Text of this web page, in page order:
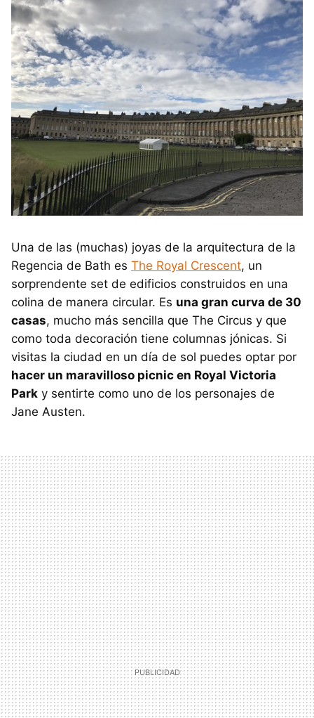
Una de las (muchas) joyas de la arquitectura de la
Regencia de Bath es The Royal Crescent, un
sorprendente set de edificios construidos en una
colina de manera circular. Es una gran curva de 30
casas, mucho más sencilla que The Circus y que
como toda decoración tiene columnas jónicas. Si
visitas la ciudad en un día de sol puedes optar por
hacer un maravilloso picnic en Royal Victoria
Park y sentirte como uno de los personajes de
Jane Austen.